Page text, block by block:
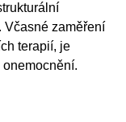
Včasné zaměření
terapií, je